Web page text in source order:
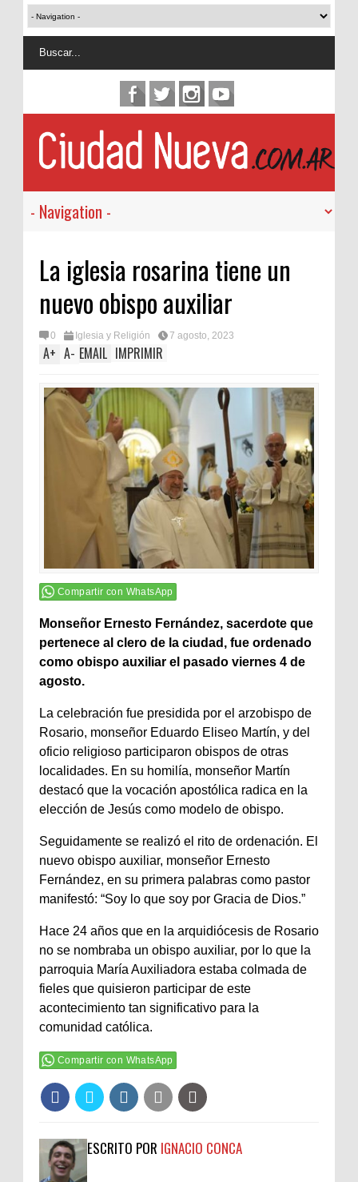
La iglesia rosarina tiene un
nuevo obispo auxiliar
0 Iglesia y Religión 7 agosto, 2023
A+ A- EMAIL IMPRIMIR
Compartir con WhatsApp
Monseñor Ernesto Fernández, sacerdote que
pertenece al clero de la ciudad, fue ordenado
como obispo auxiliar el pasado viernes 4 de
agosto.
La celebración fue presidida por el arzobispo de
Rosario, monseñor Eduardo Eliseo Martín, y del
oficio religioso participaron obispos de otras
localidades. En su homilía, monseñor Martín
destacó que la vocación apostólica radica en la
elección de Jesús como modelo de obispo.
Seguidamente se realizó el rito de ordenación. El
nuevo obispo auxiliar, monseñor Ernesto
Fernández, en su primera palabras como pastor
manifestó: “Soy lo que soy por Gracia de Dios.”
Hace 24 años que en la arquidiócesis de Rosario
no se nombraba un obispo auxiliar, por lo que la
parroquia María Auxiliadora estaba colmada de
fieles que quisieron participar de este
acontecimiento tan significativo para la
comunidad católica.
Compartir con WhatsApp
ESCRITO POR IGNACIO CONCA